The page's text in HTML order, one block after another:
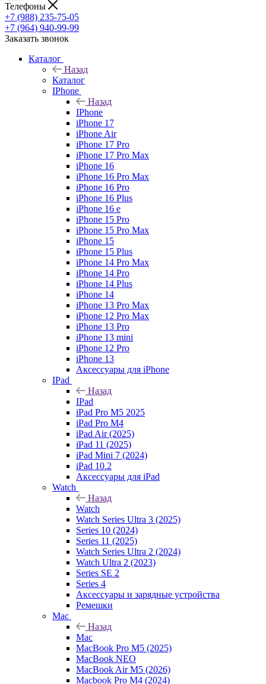
Телефоны
+7 (988) 235-75-05
+7 (964) 940-99-99
Заказать звонок
Каталог
Назад
Каталог
IPhone
Назад
IPhone
iPhone 17
iPhone Air
iPhone 17 Pro
iPhone 17 Pro Max
iPhone 16
iPhone 16 Pro Max
iPhone 16 Pro
iPhone 16 Plus
iPhone 16 e
iPhone 15 Pro
iPhone 15 Pro Max
iPhone 15
iPhone 15 Plus
iPhone 14 Pro Max
iPhone 14 Pro
iPhone 14 Plus
iPhone 14
iPhone 13 Pro Max
iPhone 12 Pro Max
iPhone 13 Pro
iPhone 13 mini
iPhone 12 Pro
iPhone 13
Аксессуары для iPhone
IPad
Назад
IPad
iPad Pro M5 2025
iPad Pro M4
iPad Air (2025)
iPad 11 (2025)
iPad Mini 7 (2024)
iPad 10.2
Аксессуары для iPad
Watch
Назад
Watch
Watch Series Ultra 3 (2025)
Series 10 (2024)
Series 11 (2025)
Watch Series Ultra 2 (2024)
Watch Ultra 2 (2023)
Series SE 2
Series 4
Аксессуары и зарядные устройства
Ремешки
Mac
Назад
Mac
MacBook Pro M5 (2025)
MacBook NEO
MacBook Air M5 (2026)
Macbook Pro M4 (2024)